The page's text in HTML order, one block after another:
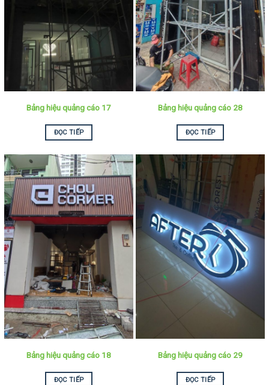
Bảng hiệu quảng cáo 17
ĐỌC TIẾP
Bảng hiệu quảng cáo 28
ĐỌC TIẾP
Bảng hiệu quảng cáo 18
ĐỌC TIẾP
Bảng hiệu quảng cáo 29
ĐỌC TIẾP